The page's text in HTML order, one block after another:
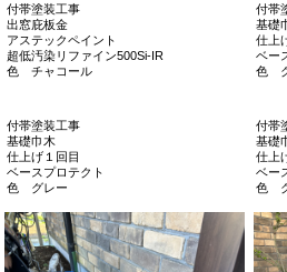
付帯塗装工事
出窓庇板金
アステックペイント
超低汚染リファイン500Si-IR
色 チャコール
付帯
基礎
仕上
ベー
色